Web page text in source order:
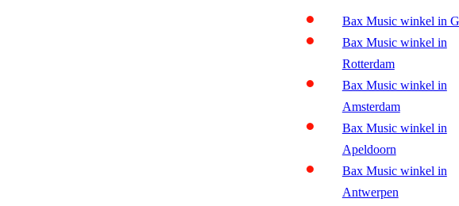
Bax Music winkel in
Bax Music winkel in
Rotterdam
Bax Music winkel in
Amsterdam
Bax Music winkel in
Apeldoorn
Bax Music winkel in
Antwerpen